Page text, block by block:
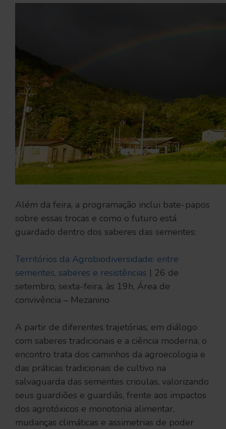
Além da feira, a programação inclui bate-papos
sobre essas trocas e como o futuro está
guardado dentro dos saberes das sementes:
Territórios da Agrobiodiversidade: entre
sementes, saberes e resistências | 26 de
setembro, sexta-feira, às 19h, Área de
convivência – Mezanino
A partir de diferentes trajetórias, em diálogo
com saberes tradicionais e a ciência moderna, o
encontro trata dos caminhos da agroecologia e
das práticas tradicionais de cultivo na
salvaguarda das sementes crioulas, valorizando
seus guardiões e guardiãs, frente aos impactos
dos agrotóxicos e monotonia alimentar,
mudanças climáticas e assimetrias de poder